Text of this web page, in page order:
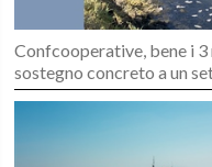
Confcooperative, bene i
sostegno concreto a un